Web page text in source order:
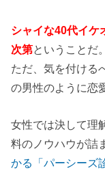
シャイな40代イケ
次第ということだ。
ただ、気を付ける
の男性のように恋
女性では決して理
料のノウハウが詰
かる「パーシーズ